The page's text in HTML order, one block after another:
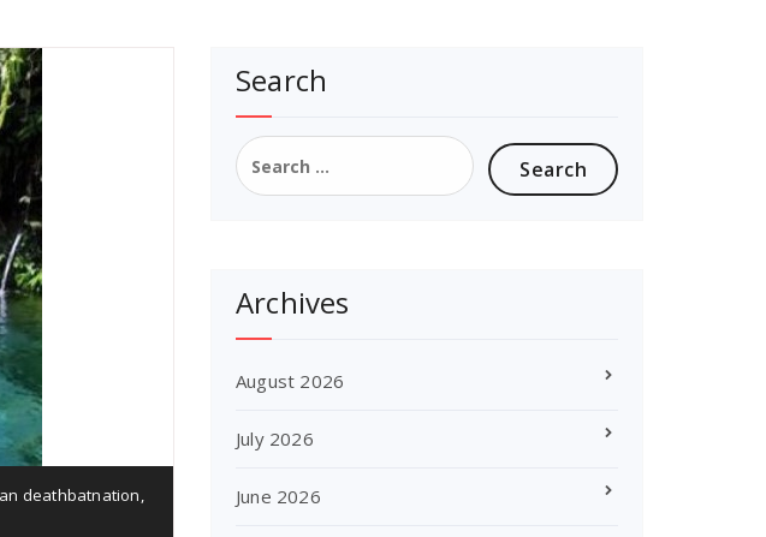
deathbatnation,
Search
Search
for:
Archives
August 2026
July 2026
June 2026